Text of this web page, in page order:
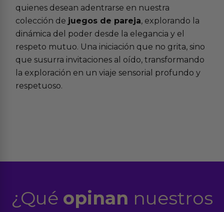
quienes desean adentrarse en nuestra
colección de juegos de pareja, explorando la
dinámica del poder desde la elegancia y el
respeto mutuo. Una iniciación que no grita, sino
que susurra invitaciones al oído, transformando
la exploración en un viaje sensorial profundo y
respetuoso.
¿Qué opinan nuestros